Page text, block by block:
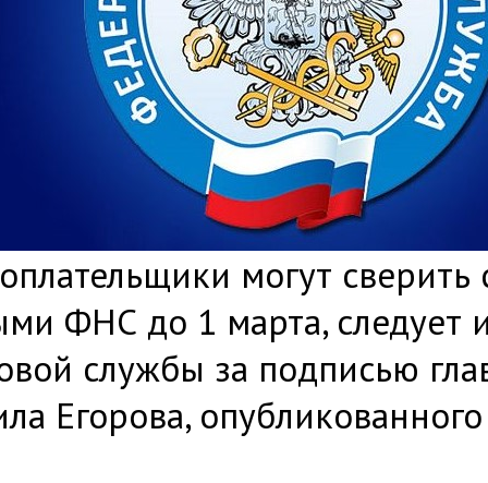
могут сверить
ФНС до 1 марта, следует
службы за подписью
Егорова,